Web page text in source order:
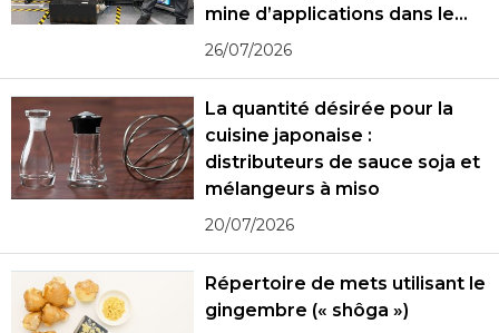
mine d’applications dans le
monde réel
26/07/2026
La quantité désirée pour la
cuisine japonaise :
distributeurs de sauce soja et
mélangeurs à miso
20/07/2026
Répertoire de mets utilisant le
gingembre (« shôga »)